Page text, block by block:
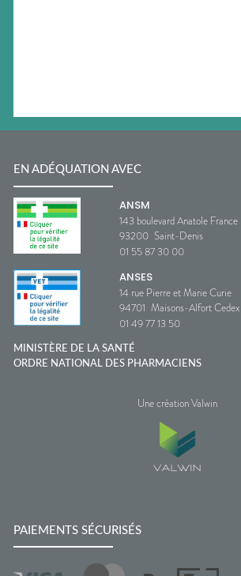
EN ADÉQUATION AVEC
ANSM
143 boulevard Anatole France
93200 Saint-Denis
01 55 87 30 00
ANSES
14 rue Pierre et Marie Curie
94701 Maisons-Alfort Cedex
01 49 77 13 50
MINISTÈRE DE LA SANTÉ
ORDRE NATIONAL DES PHARMACIENS
Une création Valwin
PAIEMENTS SÉCURISÉS